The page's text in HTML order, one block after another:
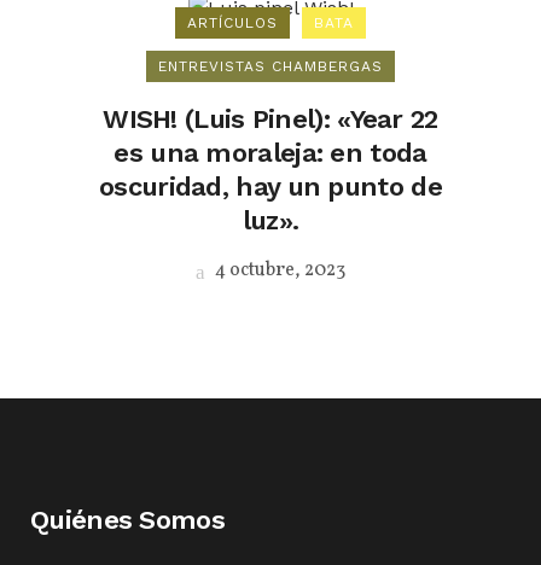
ARTÍCULOS BATA
ENTREVISTAS CHAMBERGAS
WISH! (Luis Pinel): «Year 22
es una moraleja: en toda
oscuridad, hay un punto de
luz».
4 octubre, 2023
Quiénes Somos